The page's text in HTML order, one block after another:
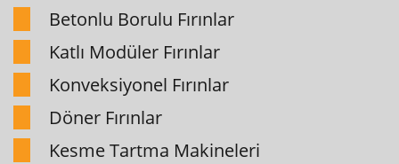
Betonlu Borulu Fırınlar
Katlı Modüler Fırınlar
Konveksiyonel Fırınlar
Döner Fırınlar
Kesme Tartma Makineleri